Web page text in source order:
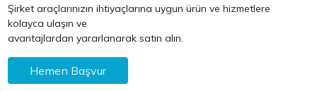
Şirket araçlarınızın ihtiyaçlarına uygun ürün ve hizmetlere
kolayca ulaşın ve
avantajlardan yararlanarak satın alın.
Hemen Başvur